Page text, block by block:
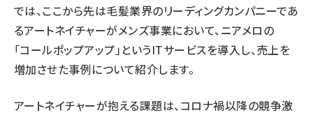
では、ここから先は毛髪業界のリーディングカンパニーであ
るアートネイチャーがメンズ事業において、ニアメロの
「コールポップアップ」というITサービスを導入し、売上を
増加させた事例について紹介します。
アートネイチャーが抱える課題は、コロナ禍以降の競争激